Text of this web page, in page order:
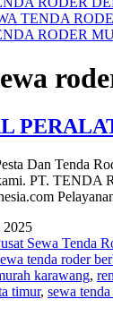
TENDA
RODER
Dan Tenda
PT. TENDA
2025
Sewa Tenda
tenda roder
karawang,
timur, sewa